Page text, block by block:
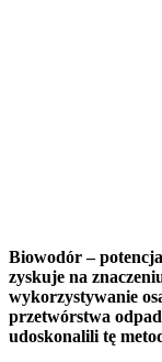
Biowodór –
zyskuje na
wykorzystywanie
przetwórstwa
udoskonalili tę